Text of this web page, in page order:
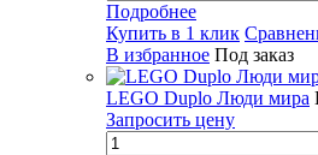
Подробнее
Купить в 1 клик
В избранное Под заказ
LEGO Duplo Люди мира
Запросить цену